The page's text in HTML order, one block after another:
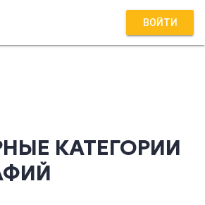
ВОЙТИ
КАТЕГОРИИ